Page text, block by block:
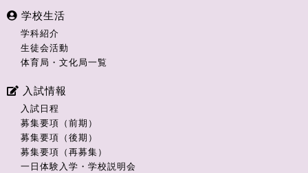
学校生活
学科紹介
生徒会活動
体育局・文化局一覧
入試情報
入試日程
募集要項（前期）
募集要項（後期）
募集要項（再募集）
一日体験入学・学校説明会